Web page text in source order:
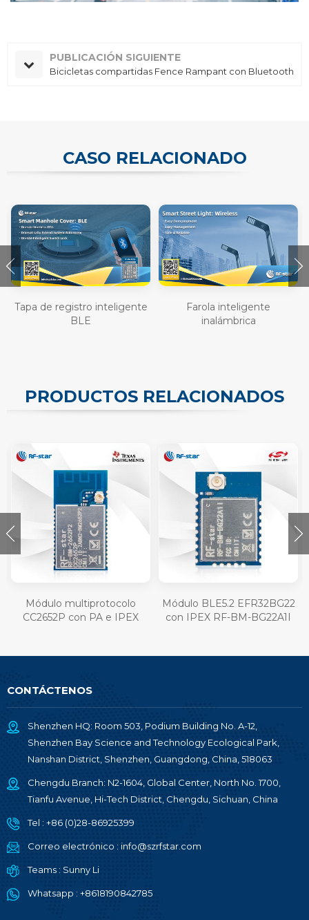
PUBLICACIÓN SIGUIENTE
Bicicletas compartidas Fence Rampant con Bluetooth
CASO RELACIONADO
Tapa de registro inteligente
BLE
Farola inteligente
inalámbrica
PRODUCTOS RELACIONADOS
Módulo multiprotocolo
CC2652P con PA e IPEX
Módulo BLE5.2 EFR32BG22
con IPEX RF-BM-BG22A1I
CONTÁCTENOS
Shenzhen HQ: Room 503, Podium Building No. A-12,
Shenzhen Bay Science and Technology Ecological Park,
Nanshan District, Shenzhen, Guangdong, China, 518063
Chengdu Branch: N2-1604, Global Center, North No. 1700,
Tianfu Avenue, Hi-Tech District, Chengdu, Sichuan, China
Tel : +86 (0)28-86925399
Correo electrónico : info@szrfstar.com
Teams : Sunny Li
Whatsapp : +8618190842785